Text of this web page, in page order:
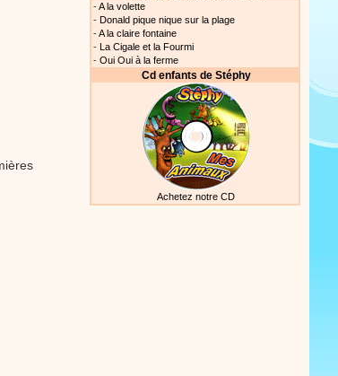
-A la volette
- Donald pique nique sur la plage
-A la claire fontaine
- La Cigale et la Fourmi
- Oui Oui à la ferme
Cd enfants de Stéphy
Achetez notre CD